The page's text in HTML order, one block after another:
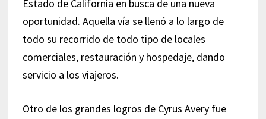
Estado de California en busca de una nueva
oportunidad. Aquella vía se llenó a lo largo de
todo su recorrido de todo tipo de locales
comerciales, restauración y hospedaje, dando
servicio a los viajeros.
Otro de los grandes logros de Cyrus Avery fue